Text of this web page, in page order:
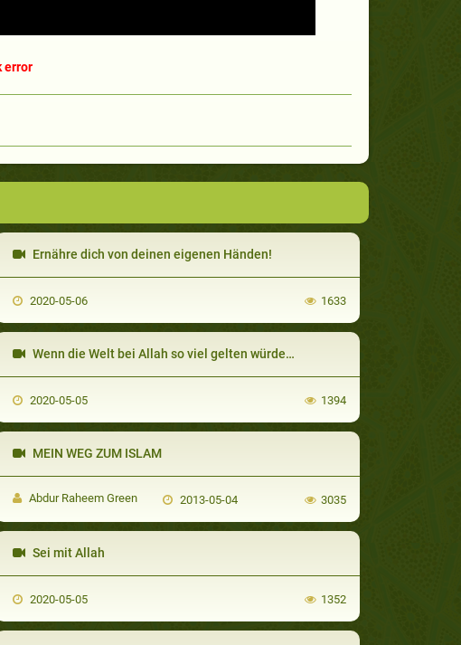
error
Ernähre dich von deinen eigenen Händen!
2020-05-06 1633
Wenn die Welt bei Allah so viel gelten würde…
2020-05-05 1394
MEIN WEG ZUM ISLAM
Abdur Raheem Green 2013-05-04 3035
Sei mit Allah
2020-05-05 1352